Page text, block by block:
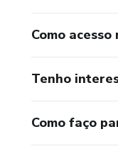
Como
Tenho
Como faço